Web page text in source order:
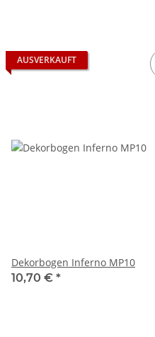
AUSVERKAUFT
Dekorbogen Inferno MP10
10,70 € *